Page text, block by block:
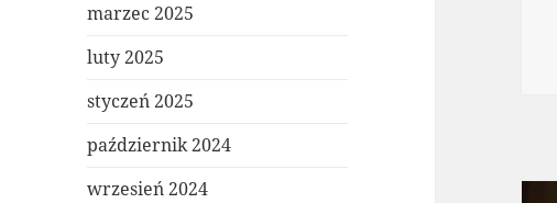
marzec 2025
luty 2025
styczeń 2025
październik 2024
wrzesień 2024